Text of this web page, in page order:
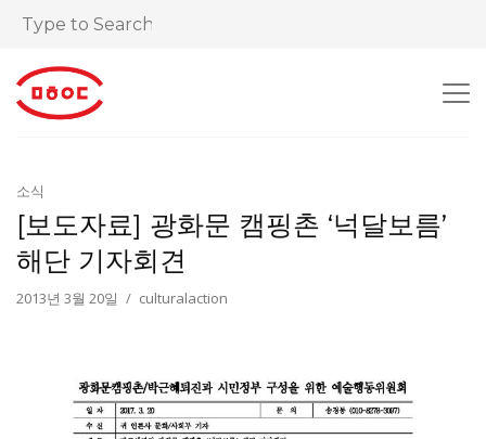
소식
[보도자료] 광화문 캠핑촌 ‘넉달보름’
해단 기자회견
2013년 3월 20일 culturalaction